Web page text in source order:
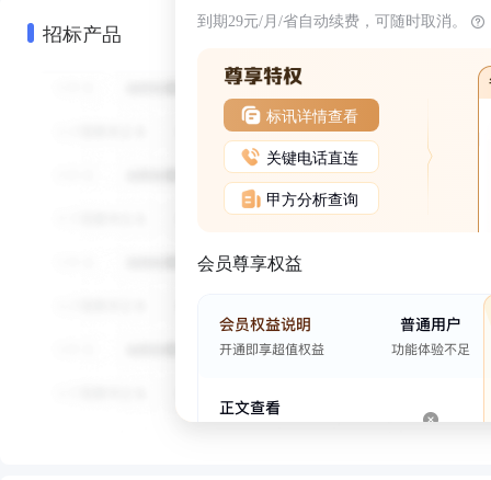
招标产品 到期29元/月/省自动续费，可随时取消。
标讯详情查看
关键电话直连
甲方分析查询
会员尊享权益